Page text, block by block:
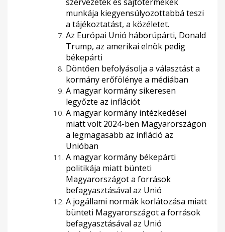
munkája kiegyensúlyozottabbá teszi
a tájékoztatást, a közéletet.
Az Európai Unió háborúpárti, Donald
Trump, az amerikai elnök pedig
békepárti
Döntően befolyásolja a választást a
kormány erőfölénye a médiában
A magyar kormány sikeresen
legyőzte az inflációt
A magyar kormány intézkedései
miatt volt 2024-ben Magyarországon
a legmagasabb az infláció az
Unióban
A magyar kormány békepárti
politikája miatt bünteti
Magyarországot a források
befagyasztásával az Unió
A jogállami normák korlátozása miatt
bünteti Magyarországot a források
befagyasztásával az Unió